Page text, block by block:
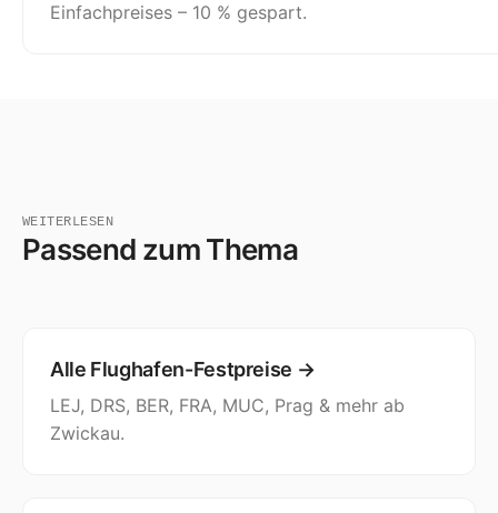
Einfachpreises – 10 % gespart.
WEITERLESEN
Passend zum Thema
Alle Flughafen-Festpreise →
LEJ, DRS, BER, FRA, MUC, Prag & mehr ab
Zwickau.